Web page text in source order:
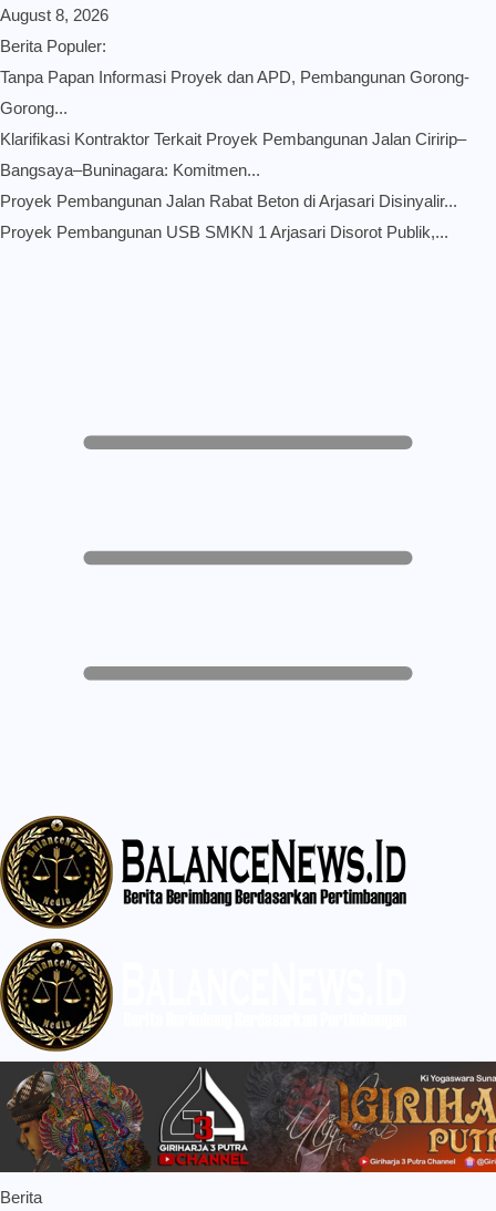
August 8, 2026
Berita Populer:
Tanpa Papan Informasi Proyek dan APD, Pembangunan Gorong-
Gorong...
Klarifikasi Kontraktor Terkait Proyek Pembangunan Jalan Ciririp–
Bangsaya–Buninagara: Komitmen...
Proyek Pembangunan Jalan Rabat Beton di Arjasari Disinyalir...
Proyek Pembangunan USB SMKN 1 Arjasari Disorot Publik,...
Berita